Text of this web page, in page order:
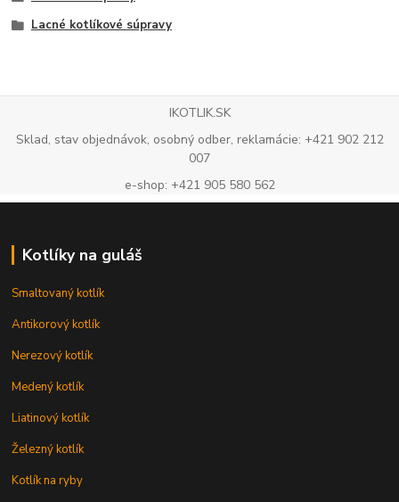
Lacné kotlíkové súpravy
IKOTLIK.SK
Sklad, stav objednávok, osobný odber, reklamácie: +421 902 212
007
e-shop: +421 905 580 562
Kotlíky na guláš
Smaltovaný kotlík
Antikorový kotlík
Nerezový kotlík
Medený kotlík
Liatinový kotlík
Železný kotlík
Kotlík na ryby